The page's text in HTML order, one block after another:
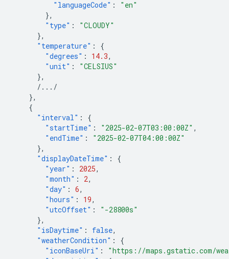
"languageCode" :
"en"
},
"type" :
"CLOUDY"
},
"temperature" :
{
"degrees" : 14.3,
"unit" :
"CELSIUS"
},
/.../
},
{
"interval" :
{
"startTime" : "2025-02-07T03:00:00Z" ,
"endTime" :
"2025-02-07T04:00:00Z"
},
"displayDateTime" :
{
"year" : 2025,
"month" : 2,
"day" : 6,
"hours" : 19,
"utcOffset" :
"-28800s"
},
"isDaytime" : false,
"weatherCondition" :
{
"iconBaseUri" :
"https://maps.gstatic.com/